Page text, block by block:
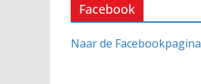
Facebook
Naar de Facebookpagina